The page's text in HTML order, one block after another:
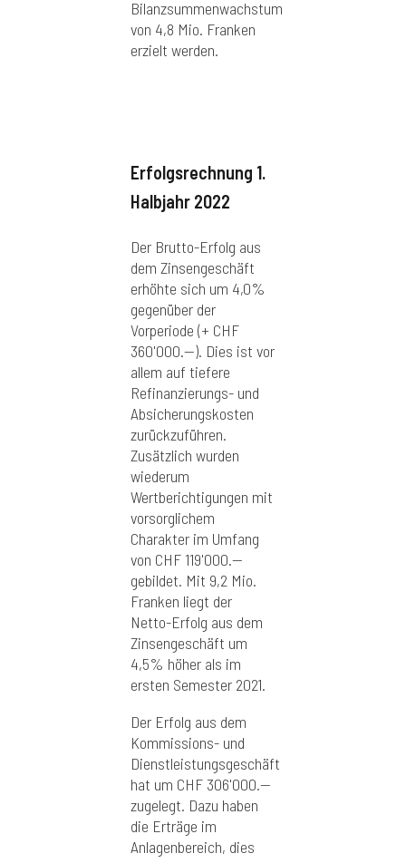
Bilanzsummenwachstum
von 4,8 Mio. Franken
erzielt werden.
Erfolgsrechnung 1.
Halbjahr 2022
Der Brutto-Erfolg aus
dem Zinsengeschäft
erhöhte sich um 4,0%
gegenüber der
Vorperiode (+ CHF
360'000.--). Dies ist vor
allem auf tiefere
Refinanzierungs- und
Absicherungskosten
zurückzuführen.
Zusätzlich wurden
wiederum
Wertberichtigungen mit
vorsorglichem
Charakter im Umfang
von CHF 119'000.--
gebildet. Mit 9,2 Mio.
Franken liegt der
Netto-Erfolg aus dem
Zinsengeschäft um
4,5% höher als im
ersten Semester 2021.
Der Erfolg aus dem
Kommissions- und
Dienstleistungsgeschäft
hat um CHF 306'000.--
zugelegt. Dazu haben
die Erträge im
Anlagenbereich, dies